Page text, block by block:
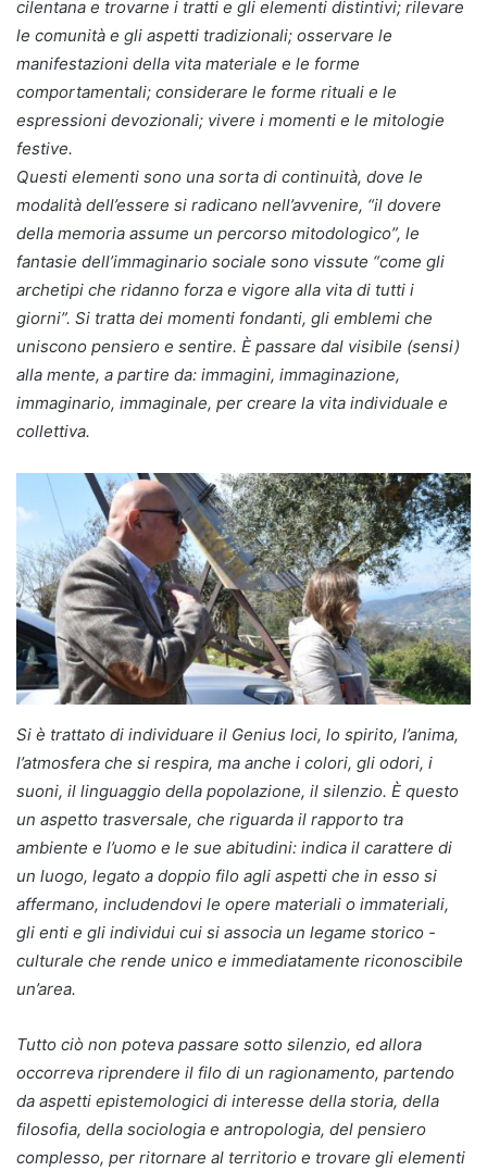
cilentana e trovarne i tratti e gli elementi distintivi; rilevare
le comunità e gli aspetti tradizionali; osservare le
manifestazioni della vita materiale e le forme
comportamentali; considerare le forme rituali e le
espressioni devozionali; vivere i momenti e le mitologie
festive.
Questi elementi sono una sorta di continuità, dove le
modalità dell’essere si radicano nell’avvenire, “il dovere
della memoria assume un percorso mitodologico”, le
fantasie dell’immaginario sociale sono vissute “come gli
archetipi che ridanno forza e vigore alla vita di tutti i
giorni”. Si tratta dei momenti fondanti, gli emblemi che
uniscono pensiero e sentire. È passare dal visibile (sensi)
alla mente, a partire da: immagini, immaginazione,
immaginario, immaginale, per creare la vita individuale e
collettiva.
Si è trattato di individuare il Genius loci, lo spirito, l’anima,
l’atmosfera che si respira, ma anche i colori, gli odori, i
suoni, il linguaggio della popolazione, il silenzio. È questo
un aspetto trasversale, che riguarda il rapporto tra
ambiente e l’uomo e le sue abitudini: indica il carattere di
un luogo, legato a doppio filo agli aspetti che in esso si
affermano, includendovi le opere materiali o immateriali,
gli enti e gli individui cui si associa un legame storico -
culturale che rende unico e immediatamente riconoscibile
un’area.
Tutto ciò non poteva passare sotto silenzio, ed allora
occorreva riprendere il filo di un ragionamento, partendo
da aspetti epistemologici di interesse della storia, della
filosofia, della sociologia e antropologia, del pensiero
complesso, per ritornare al territorio e trovare gli elementi